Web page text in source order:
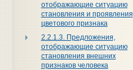
отображающие ситуацию
становления и проявления
цветового признака
2.2.1.3. Предложения,
отображающие ситуацию
становления внешних
признаков человека